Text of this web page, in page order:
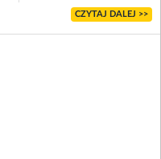
CZYTAJ DALEJ >>